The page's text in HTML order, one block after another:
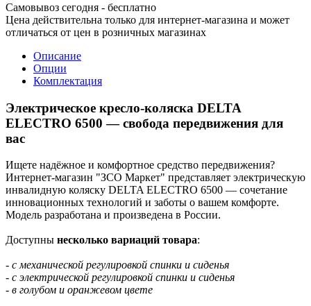
Самовывоз сегодня - бесплатно
Цена действительна только для интернет-магазина и может
отличаться от цен в розничных магазинах
Описание
Опции
Комплектация
Электрическое кресло-коляска DELTA
ELECTRO 6500 — свобода передвижения для
вас
Ищете надёжное и комфортное средство передвижения?
Интернет-магазин "ЗСО Маркет" представляет электрическую
инвалидную коляску DELTA ELECTRO 6500 — сочетание
инновационных технологий и заботы о вашем комфорте.
Модель разработана и произведена в России.
Доступны несколько вариаций товара:
- с механической регулировкой спинки и сиденья
- с электрической регулировкой спинки и сиденья
- в голубом и оранжевом цвете